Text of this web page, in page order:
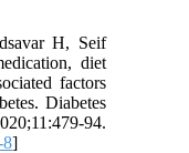
H, Seif
diet
factors
Diabetes
94.
8